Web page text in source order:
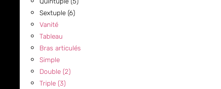
Sextuple (6)
Vanité
Tableau
Bras articulés
Simple
Double (2)
Triple (3)